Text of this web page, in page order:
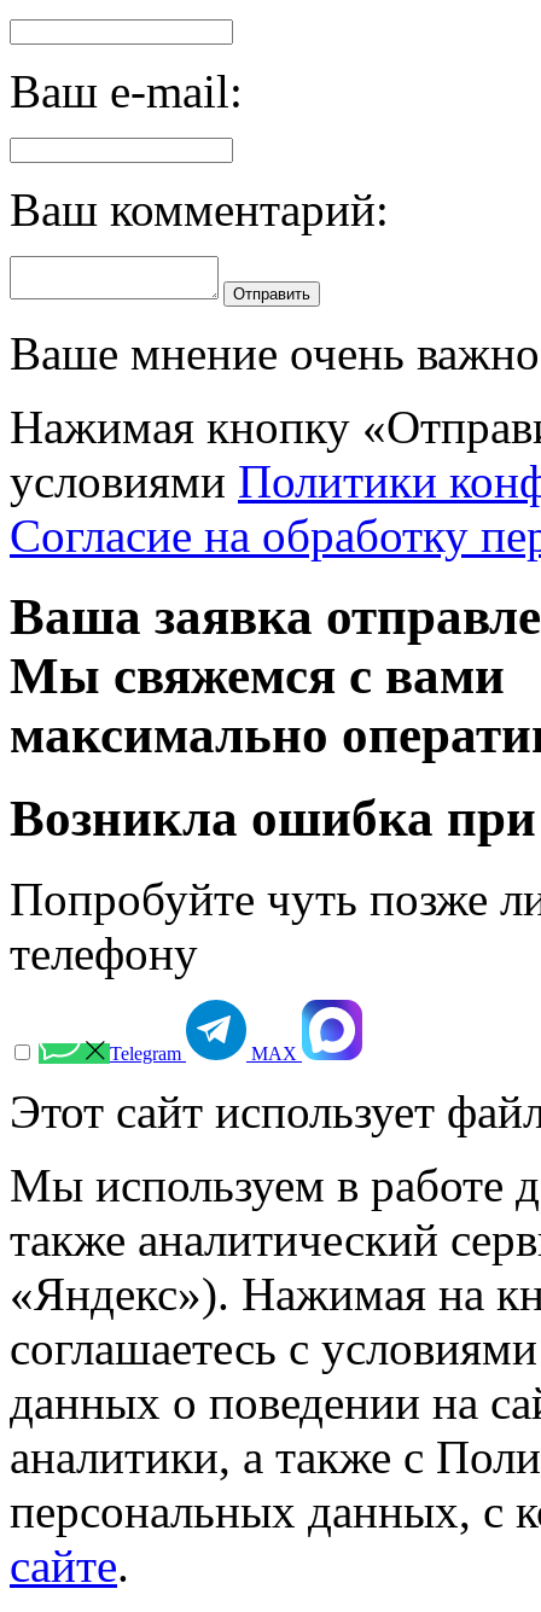
Ваш e-mail:
Ваш комментарий:
Отправить
Ваше мнение очень
Нажимая кнопку
условиями Политики
Согласие на обработку
Ваша заявка
Мы свяжемся с вами
максимально
Возникла ошибка при
Попробуйте чуть позже
телефону
Telegram МАХ
Этот сайт использует
Мы используем в работе
также аналитический
«Яндекс»). Нажимая на
соглашаетесь с
данных о поведении на
аналитики, а также с
персональных данных, с
сайте.